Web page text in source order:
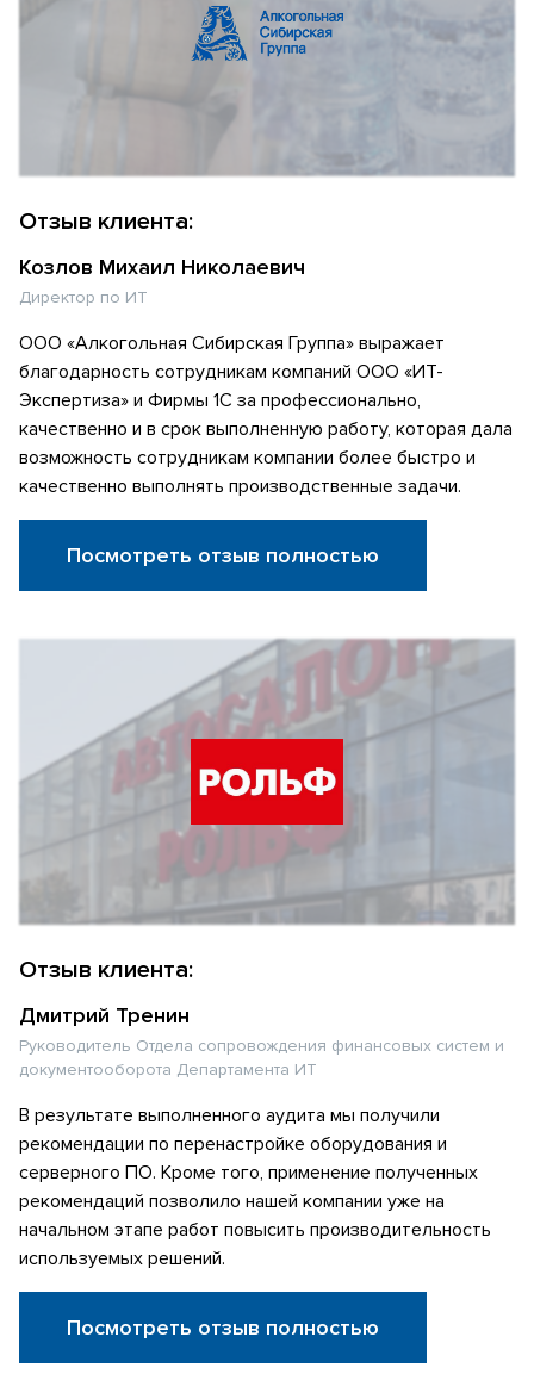
Отзыв клиента:
Козлов Михаил Николаевич
Директор по ИТ
ООО «Алкогольная Сибирская Группа» выражает
благодарность сотрудникам компаний ООО «ИТ-
Экспертиза» и Фирмы 1С за профессионально,
качественно и в срок выполненную работу, которая дала
возможность сотрудникам компании более быстро и
качественно выполнять производственные задачи.
Посмотреть отзыв полностью
Отзыв клиента:
Дмитрий Тренин
Руководитель Отдела сопровождения финансовых систем и
документооборота Департамента ИТ
В результате выполненного аудита мы получили
рекомендации по перенастройке оборудования и
серверного ПО. Кроме того, применение полученных
рекомендаций позволило нашей компании уже на
начальном этапе работ повысить производительность
используемых решений.
Посмотреть отзыв полностью